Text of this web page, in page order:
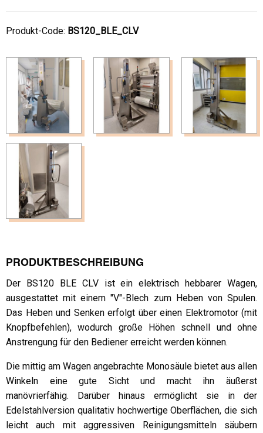
Produkt-Code: BS120_BLE_CLV
PRODUKTBESCHREIBUNG
Der BS120 BLE CLV ist ein elektrisch hebbarer Wagen,
ausgestattet mit einem "V"-Blech zum Heben von Spulen.
Das Heben und Senken erfolgt über einen Elektromotor (mit
Knopfbefehlen), wodurch große Höhen schnell und ohne
Anstrengung für den Bediener erreicht werden können.
Die mittig am Wagen angebrachte Monosäule bietet aus allen
Winkeln eine gute Sicht und macht ihn äußerst
manövrierfähig. Darüber hinaus ermöglicht sie in der
Edelstahlversion qualitativ hochwertige Oberflächen, die sich
leicht auch mit aggressiven Reinigungsmitteln säubern